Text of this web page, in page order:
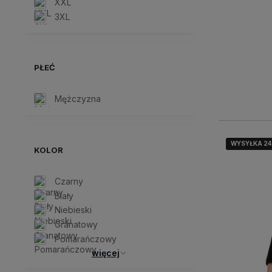
XXL
3XL
PŁEĆ
Mężczyzna
KOLOR
Czarny
Biały
Niebieski
Granatowy
Pomarańczowy
więcej
WYSYŁKA
WYSYŁKA
WYSYŁKA